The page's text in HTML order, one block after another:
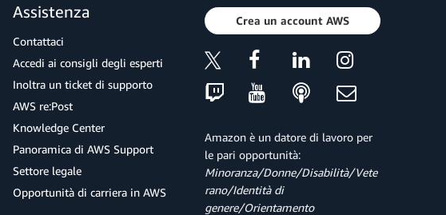
Assistenza
Contattaci
Accedi ai consigli degli esperti
Inoltra un ticket di supporto
AWS re:Post
Knowledge Center
Panoramica di AWS Support
Settore legale
Opportunità di carriera in AWS
Crea un account AWS
Amazon è un datore di lavoro per
le pari opportunità:
Minoranza/Donne/Disabilità/Vete
rano/Identità di
genere/Orientamento